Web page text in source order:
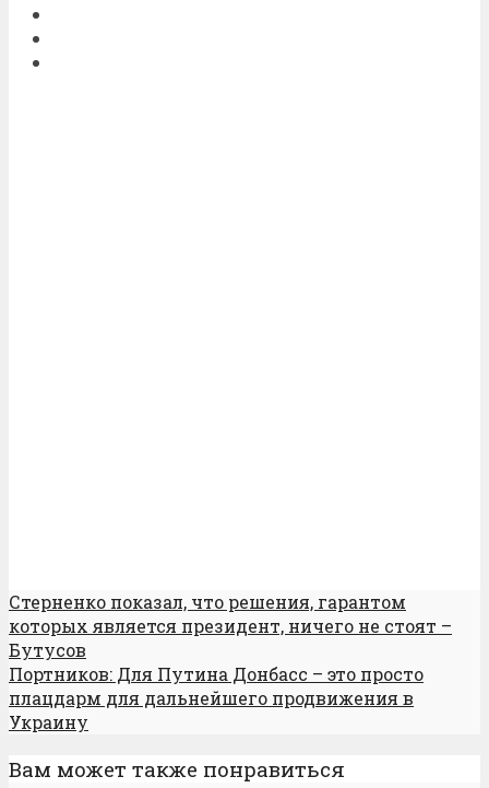
Стерненко показал, что решения, гарантом
которых является президент, ничего не стоят –
Бутусов
Портников: Для Путина Донбасс – это просто
плацдарм для дальнейшего продвижения в
Украину
Вам может также понравиться